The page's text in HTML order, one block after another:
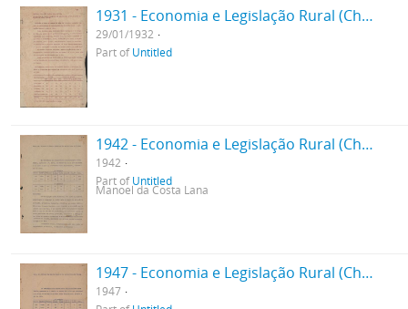
1931 - Economia e Legislação Rural (Chefe de Departamento)
29/01/1932
Part ofUntitled
1942 - Economia e Legislação Rural (Chefe de Departamento)
1942
Part ofUntitled
Manoel da Costa Lana
1947 - Economia e Legislação Rural (Chefe de Departamento)
1947